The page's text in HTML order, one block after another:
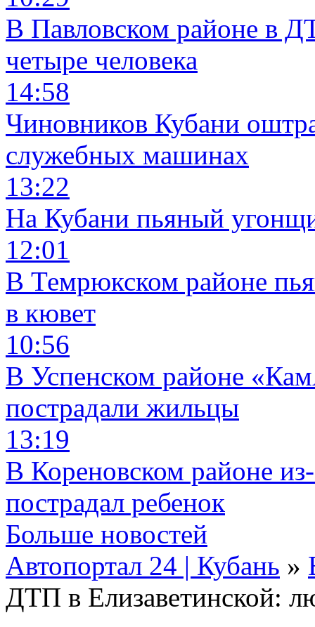
В Павловском районе в
четыре человека
14:58
Чиновников Кубани
служебных машинах
13:22
На Кубани пьяный
12:01
В Темрюкском районе
в кювет
10:56
В Успенском районе
пострадали жильцы
13:19
В Кореновском районе
пострадал ребенок
Больше новостей
Автопортал 24 | Кубань »
ДТП в Елизаветинской: